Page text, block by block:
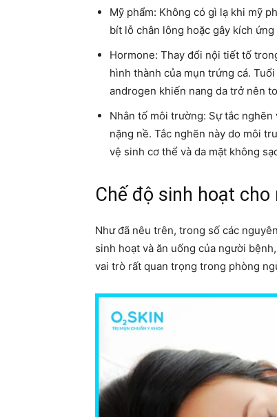
Mỹ phẩm: Không có gì lạ khi mỹ
bít lỗ chân lông hoặc gây kích
Hormone: Thay đổi nội tiết tố
hình thành của mụn trứng cá.
androgen khiến nang da trở nên
Nhân tố môi trường: Sự tắc
nặng nề. Tắc nghẽn này do môi
vệ sinh cơ thể và da mặt không
Chế độ sinh hoạt
Như đã nêu trên, trong số các
sinh hoạt và ăn uống của người
vai trò rất quan trọng trong phòng